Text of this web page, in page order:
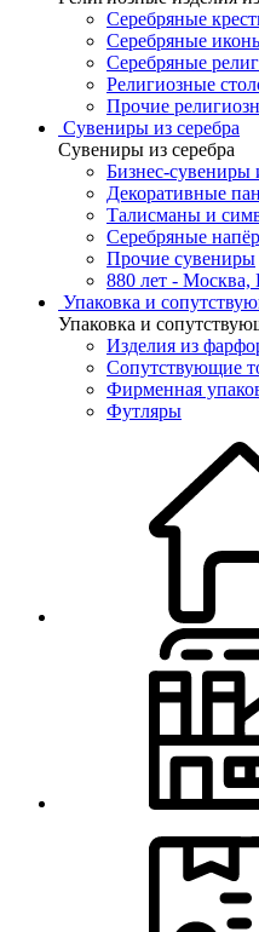
Серебряные
Серебряные
Серебряные
Религиозные
Прочие
Сувениры из серебра
Сувениры из серебра
Бизнес-сувениры
Декоративные
Талисманы и
Серебряные
Прочие сувениры
880 лет - Москва,
Упаковка и
Упаковка и
Изделия из
Сопутствующие
Фирменная
Футляры